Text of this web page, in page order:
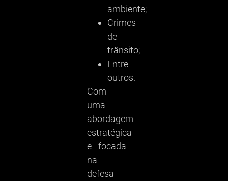
ambiente;
Crimes
de
trânsito;
Entre
outros.
Com
uma
abordagem
estratégica
e focada
na
defesa